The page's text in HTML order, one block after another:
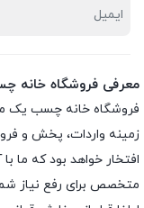
معرفی فروشگاه خانه
فروشگاه خانه چسب یک
زمینه واردات، پخش و
افتخار خواهد بود که ما
متخصص برای رفع نیاز